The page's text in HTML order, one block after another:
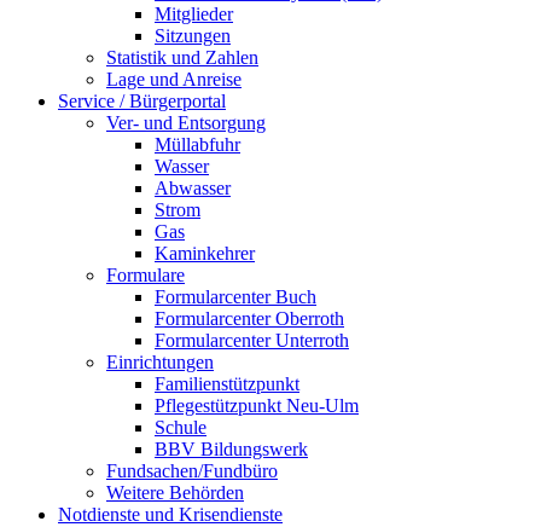
Mitglieder
Sitzungen
Statistik und Zahlen
Lage und Anreise
Service / Bürgerportal
Ver- und Entsorgung
Müllabfuhr
Wasser
Abwasser
Strom
Gas
Kaminkehrer
Formulare
Formularcenter Buch
Formularcenter Oberroth
Formularcenter Unterroth
Einrichtungen
Familienstützpunkt
Pflegestützpunkt Neu-Ulm
Schule
BBV Bildungswerk
Fundsachen/Fundbüro
Weitere Behörden
Notdienste und Krisendienste